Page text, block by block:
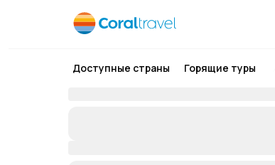
Доступные страны Горящие туры